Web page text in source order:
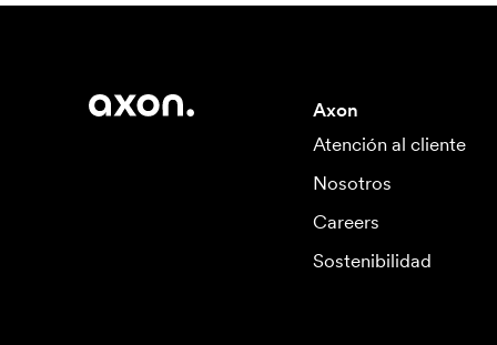
Axon
Atención al cliente
Nosotros
Careers
Sostenibilidad